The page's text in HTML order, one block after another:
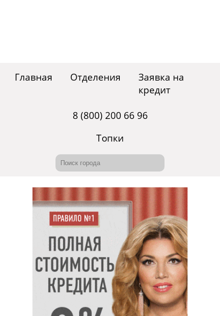
Главная Отделения
Заявка на
кредит
8 (800) 200 66 96
Топки